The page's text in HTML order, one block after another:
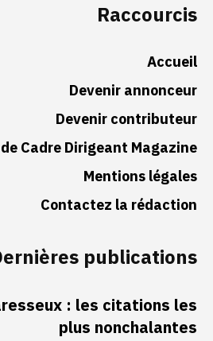
Raccourcis
Accueil
Devenir annonceur
Devenir contributeur
Cadre Dirigeant Magazine
Mentions légales
Contactez la rédaction
publications
: les citations les
plus nonchalantes